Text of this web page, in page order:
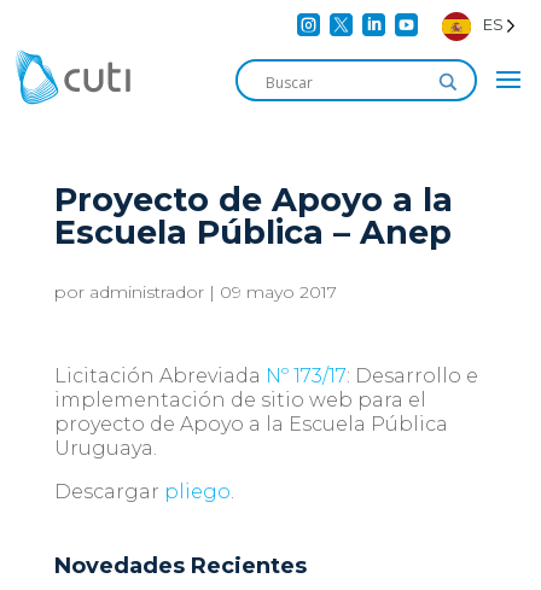
    ES
Proyecto de Apoyo a la
Escuela Pública – Anep
por administrador| 09 mayo 2017
Licitación Abreviada Nº 173/17: Desarrollo e
implementación de sitio web para el
proyecto de Apoyo a la Escuela Pública
Uruguaya.
Descargar pliego.
Novedades Recientes